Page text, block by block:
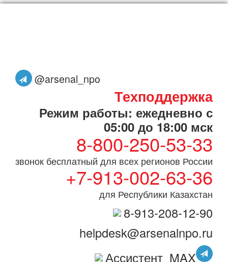
@arsenal_npo
Техподдержка
Режим работы: ежедневно с
05:00 до 18:00 мск
8-800-250-53-33
звонок бесплатный для всех регионов России
+7-913-002-63-36
для Республики Казахстан
8-913-208-12-90
helpdesk@arsenalnpo.ru
Ассистент_MAX